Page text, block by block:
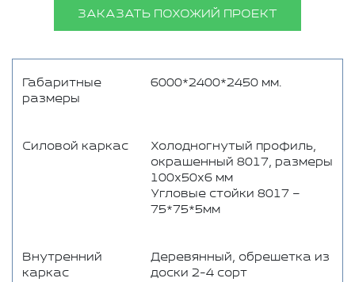
ЗАКАЗАТЬ ПОХОЖИЙ ПРОЕКТ
Габаритные
размеры
6000*2400*2450 мм.
Силовой каркас
Холодногнутый профиль,
окрашенный 8017, размеры
100х50х6 мм
Угловые стойки 8017 –
75*75*5мм
Внутренний
каркас
Деревянный, обрешетка из
доски 2-4 сорт